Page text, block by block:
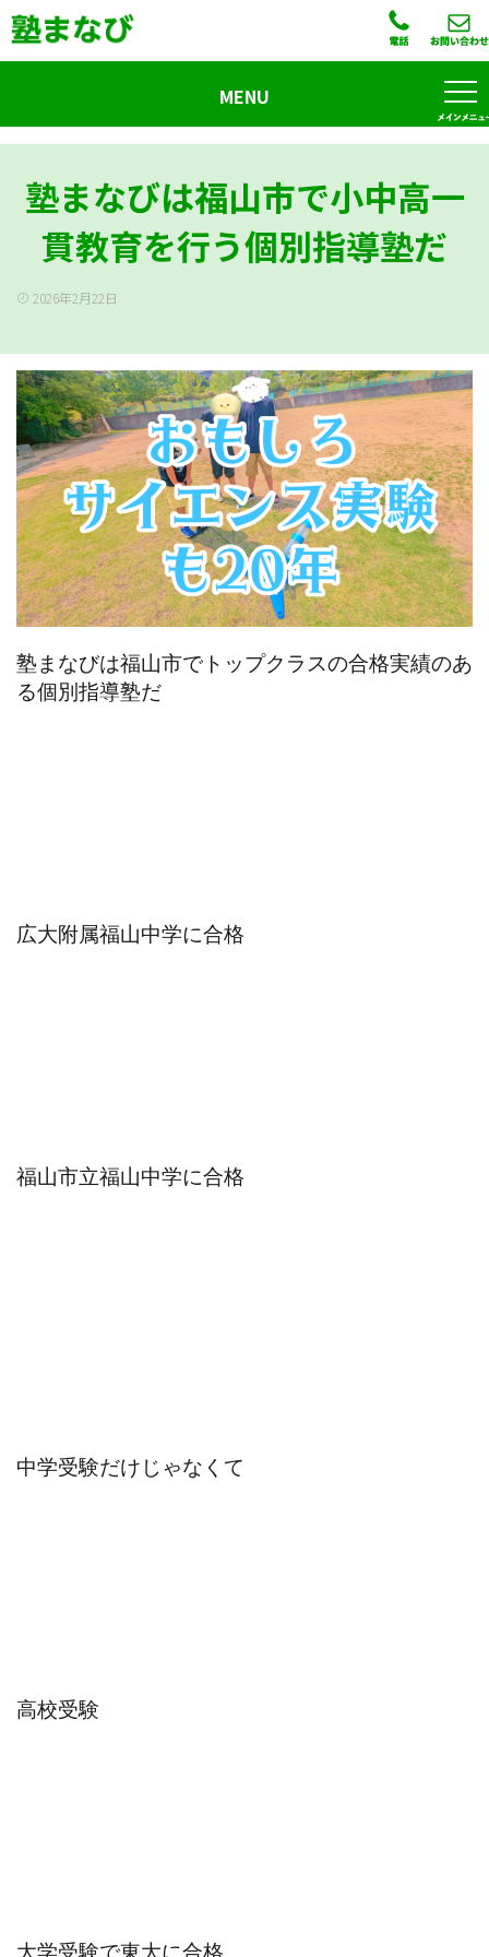
塾まなびは福山市で小中高一
貫教育を行う個別指導塾だ
2026年2月22日
塾まなびは福山市でトップクラスの合格実績のあ
る個別指導塾だ
広大附属福山中学に合格
福山市立福山中学に合格
中学受験だけじゃなくて
高校受験
大学受験で東大に合格
MENU